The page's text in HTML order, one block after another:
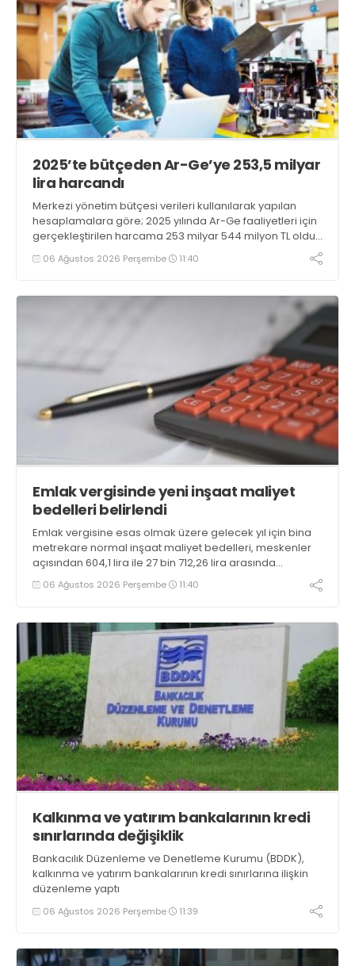
2025’te bütçeden Ar-Ge’ye 253,5 milyar
lira harcandı
Merkezi yönetim bütçesi verileri kullanılarak yapılan
hesaplamalara göre; 2025 yılında Ar-Ge faaliyetleri için
gerçekleştirilen harcama 253 milyar 544 milyon TL oldu.
Ar-Ge harcamalarının merkezi yönetim bütçesi
içerisindeki oranı yüzde 1,58 oldu
06 Ağustos 2026 Perşembe 11:40
Emlak vergisinde yeni inşaat maliyet
bedelleri belirlendi
Emlak vergisine esas olmak üzere gelecek yıl için bina
metrekare normal inşaat maliyet bedelleri, meskenler
açısından 604,1 lira ile 27 bin 712,26 lira arasında
değişecek
06 Ağustos 2026 Perşembe 11:40
Kalkınma ve yatırım bankalarının kredi
sınırlarında değişiklik
Bankacılık Düzenleme ve Denetleme Kurumu (BDDK),
kalkınma ve yatırım bankalarının kredi sınırlarına ilişkin
düzenleme yaptı
06 Ağustos 2026 Perşembe 11:39